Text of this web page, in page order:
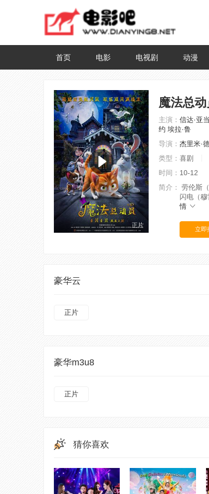
首页 电影 电视剧 动漫
正片
魔法总动
主演： 信达·亚
约 埃拉·鲁
导演： 杰里米·
类型： 喜剧
时间： 10-12
简介：
劳伦斯
闪电（
情
立即
豪华云
正片
豪华m3u8
正片
猜你喜欢